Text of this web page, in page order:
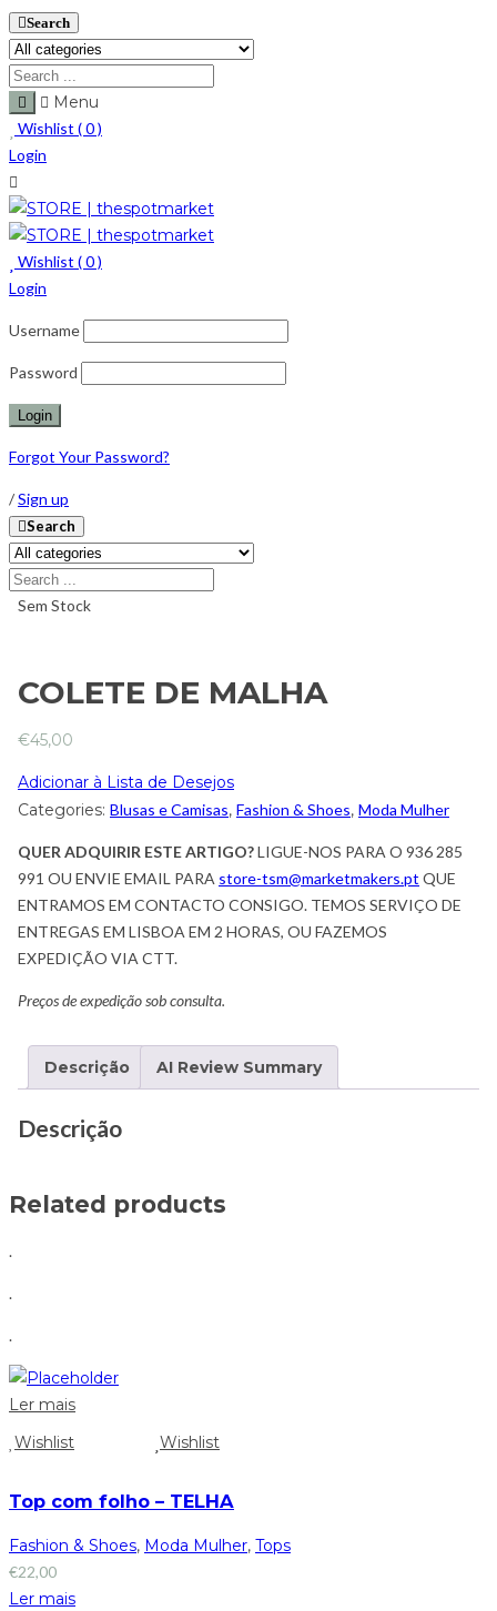
Search
Menu
Wishlist (0)
Login
Wishlist (0)
Login
Username
Password
Forgot Your Password?
/Sign up
Search
Sem Stock
COLETE DE MALHA
€45,00
Adicionar à Lista de Desejos
Categories: Blusas e Camisas, Fashion & Shoes, Moda Mulher
QUER ADQUIRIR ESTE ARTIGO?LIGUE-NOS PARA O 936 285
991 OU ENVIE EMAIL PARA store-tsm@marketmakers.pt QUE
ENTRAMOS EM CONTACTO CONSIGO. TEMOS SERVIÇO DE
ENTREGAS EM LISBOA EM 2 HORAS, OU FAZEMOS
EXPEDIÇÃO VIA CTT.
Preços de expedição sob consulta.
Descrição AI Review Summary
Descrição
Related products
.
.
.
Ler mais
Wishlist
Wishlist
Top com folho – TELHA
Fashion & Shoes, Moda Mulher, Tops
€22,00
Ler mais